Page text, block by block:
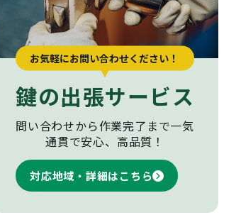
お気軽にお問い合わせください！
鍵の出張サービス
問い合わせから作業完了まで一気
通貫で安心、高品質！
対応地域・詳細はこちら